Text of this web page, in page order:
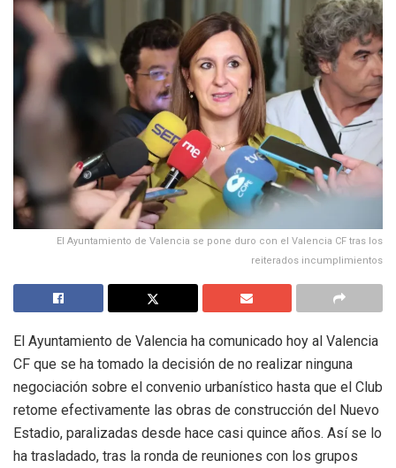
El Ayuntamiento de Valencia se pone duro con el Valencia CF tras los
reiterados incumplimientos
El Ayuntamiento de Valencia ha comunicado hoy al Valencia
CF que se ha tomado la decisión de no realizar ninguna
negociación sobre el convenio urbanístico hasta que el Club
retome efectivamente las obras de construcción del Nuevo
Estadio, paralizadas desde hace casi quince años. Así se lo
ha trasladado, tras la ronda de reuniones con los grupos